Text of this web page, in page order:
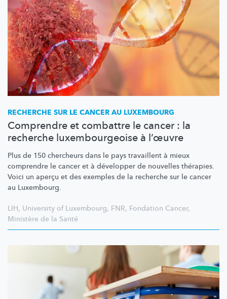
RECHERCHE SUR LE CANCER AU LUXEMBOURG
Comprendre et combattre le cancer : la
recherche luxembourgeoise à l’œuvre
Plus de 150 chercheurs dans le pays travaillent à mieux
comprendre le cancer et à développer de nouvelles thérapies.
Voici un aperçu et des exemples de la recherche sur le cancer
au Luxembourg.
LIH, University of Luxembourg, FNR, Fondation Cancer,
Ministère de la Santé